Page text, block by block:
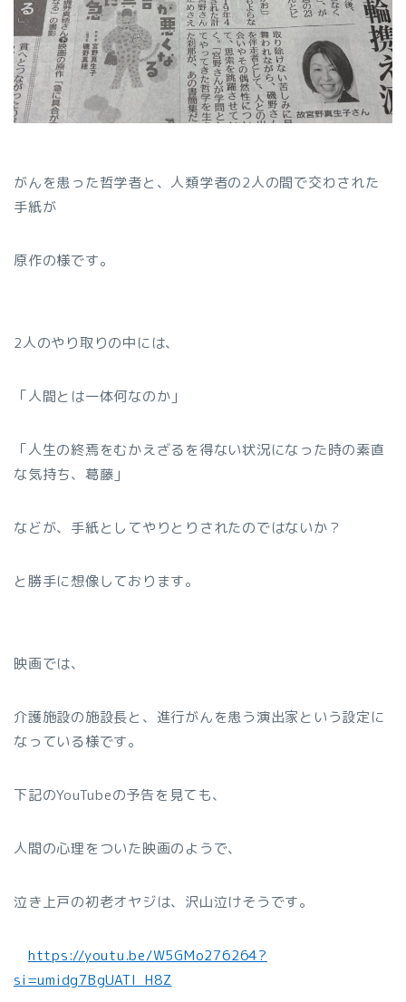
がんを患った哲学者と、人類学者の2人の間で交わされた
手紙が
原作の様です。
2人のやり取りの中には、
「人間とは一体何なのか」
「人生の終焉をむかえざるを得ない状況になった時の素直
な気持ち、葛藤」
などが、手紙としてやりとりされたのではないか？
と勝手に想像しております。
映画では、
介護施設の施設長と、進行がんを患う演出家という設定に
なっている様です。
下記のYouTubeの予告を見ても、
人間の心理をついた映画のようで、
泣き上戸の初老オヤジは、沢山泣けそうです。
https://youtu.be/W5GMo276264?
si=umidg7BgUATl_H8Z